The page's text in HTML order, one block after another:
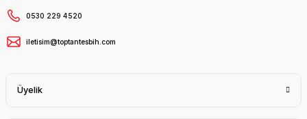
0530 229 4520
iletisim@toptantesbih.com
Üyelik